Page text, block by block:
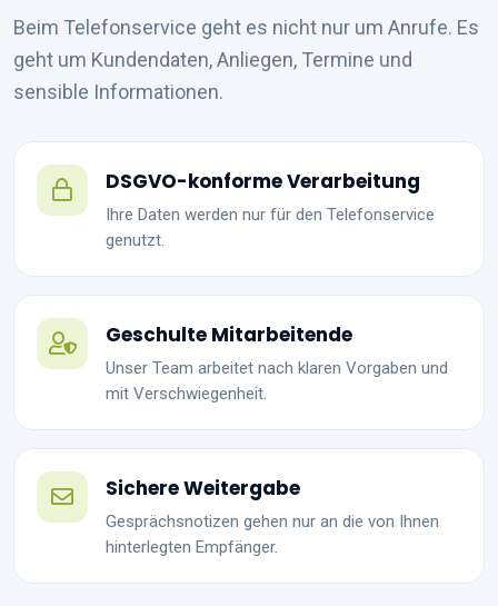
Beim Telefonservice geht es nicht nur um Anrufe. Es
geht um Kundendaten, Anliegen, Termine und
sensible Informationen.
DSGVO-konforme Verarbeitung
Ihre Daten werden nur für den Telefonservice
genutzt.
Geschulte Mitarbeitende
Unser Team arbeitet nach klaren Vorgaben und
mit Verschwiegenheit.
Sichere Weitergabe
Gesprächsnotizen gehen nur an die von Ihnen
hinterlegten Empfänger.